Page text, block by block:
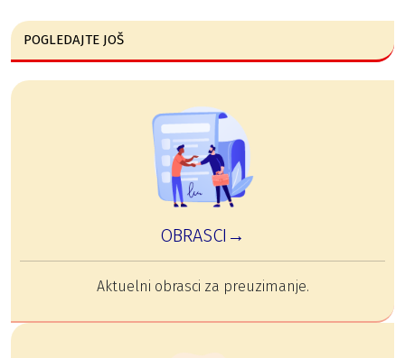
POGLEDAJTE JOŠ
OBRASCI→
Aktuelni obrasci za preuzimanje.